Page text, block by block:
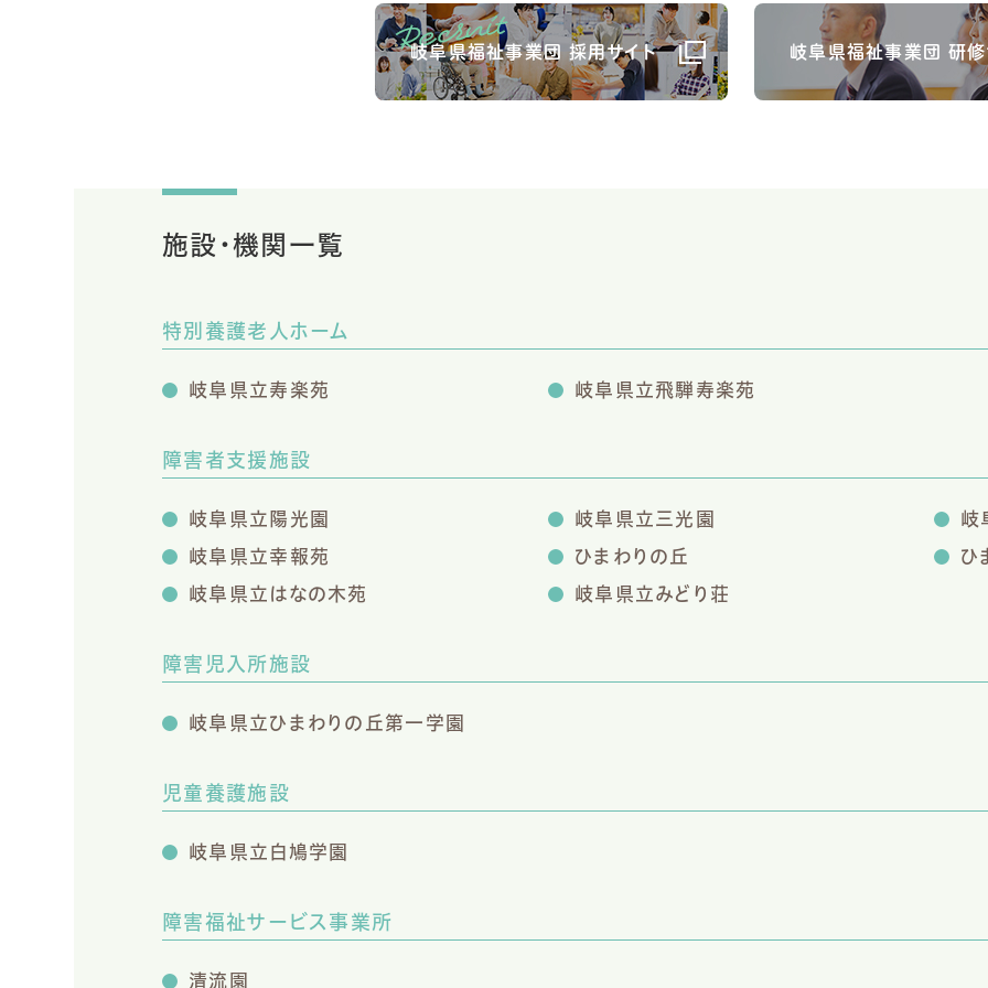
岐阜県福祉事業団 採用サイト 岐阜県福祉事業団 研修
施設・機関一覧
特別養護老人ホーム
岐阜県立寿楽苑 岐阜県立飛騨寿楽苑
障害者支援施設
岐阜県立陽光園 岐阜県立三光園
岐
岐阜県立幸報苑
ひまわりの丘
ひ
岐阜県立はなの木苑
岐阜県立みどり荘
障害児入所施設
岐阜県立ひまわりの丘第一学園
児童養護施設
岐阜県立白鳩学園
障害福祉サービス事業所
清流園